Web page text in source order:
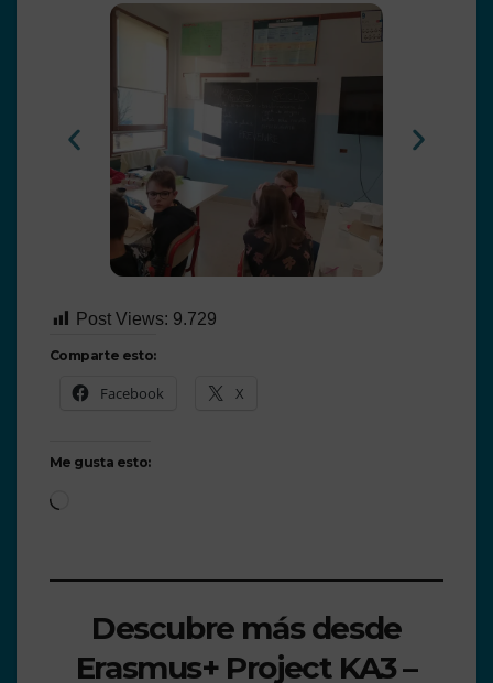
Post Views: 9.729
Comparte esto:
Facebook X
Me gusta esto:
Descubre más desde
Erasmus+ Project KA3 –